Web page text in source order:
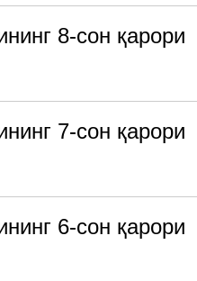
8-сон қарори
7-сон қарори
6-сон қарори